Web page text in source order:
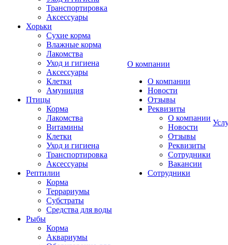
Транспортировка
Аксессуары
Хорьки
Сухие корма
Влажные корма
Лакомства
Уход и гигиена
Аксессуары
Клетки
Амуниция
Птицы
Корма
Лакомства
Витамины
Клетки
Уход и гигиена
Транспортировка
Аксессуары
Рептилии
Корма
Террариумы
Субстраты
Средства для воды
Рыбы
Корма
Аквариумы
О компании
О компании
Новости
Отзывы
Реквизиты
О компании
Новости
Отзывы
Реквизиты
Сотрудники
Вакансии
Сотрудники